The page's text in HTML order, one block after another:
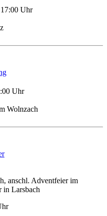
Uhr
Uhr
Wolnzach
anschl. Adventfeier im
in Larsbach